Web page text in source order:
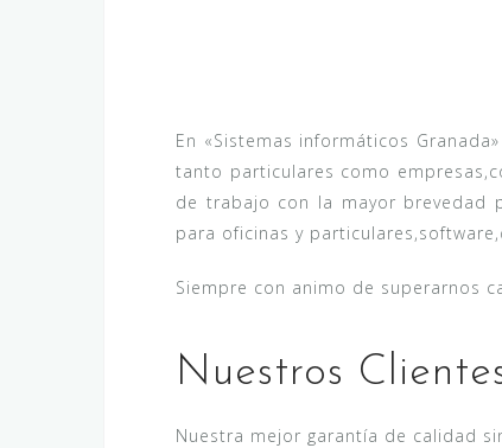
En «Sistemas informáticos
tanto particulares como
de trabajo con la mayor brevedad
para oficinas y
Siempre con animo de superarnos
Nuestros
Nuestra mejor garantía de calidad